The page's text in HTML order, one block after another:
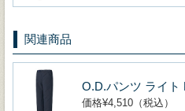
関連商品
O.D.パンツ ライト
価格¥4,510（税込）